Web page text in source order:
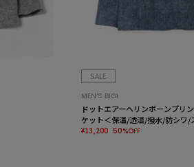
SALE
MEN’S BIGI
ドットエアーヘリンボーンプリ
ケット＜保温/透湿/撥水/防シワ/
¥13,200 50%OFF